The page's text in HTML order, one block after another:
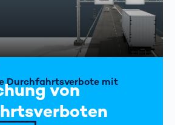
von
Durchfahrtsverbote mit